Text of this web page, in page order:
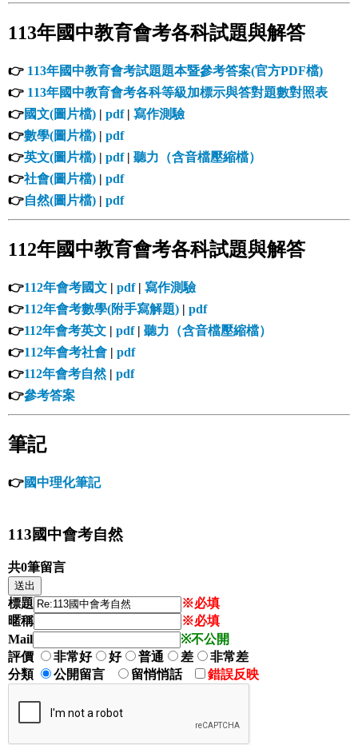
113年國中教育會考各科試題與解答
👉 113年國中教育會考試題題本暨參考答案(官方PDF檔)
👉 113年國中教育會考各科等級加標示與答對題數對照表
👉國文(圖片檔) | pdf|寫作測驗
👉數學(圖片檔) | pdf
👉英文(圖片檔) | pdf| 聽力（含音檔壓縮檔）
👉社會(圖片檔) | pdf
👉自然(圖片檔) | pdf
112年國中教育會考各科試題與解答
👉112年會考國文 | pdf|寫作測驗
👉112年會考數學(附手寫解題) | pdf
👉112年會考英文 | pdf| 聽力（含音檔壓縮檔）
👉112年會考社會 | pdf
👉112年會考自然| pdf
👉參考答案
筆記
👉國中理化筆記
113國中會考自然
共0筆留言
標題
※必填
暱稱
※必填
Mail
※不公開
評價
非常好 好 普通 差
非常差
分類
公開留言 留悄悄話 錯誤反映